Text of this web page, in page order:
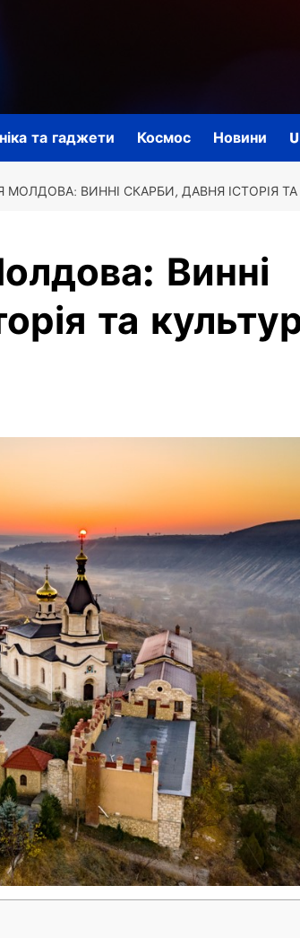
та гаджети Космос Новини
ВИННІ СКАРБИ, ДАВНЯ ІСТОРІЯ ТА
Винні
та